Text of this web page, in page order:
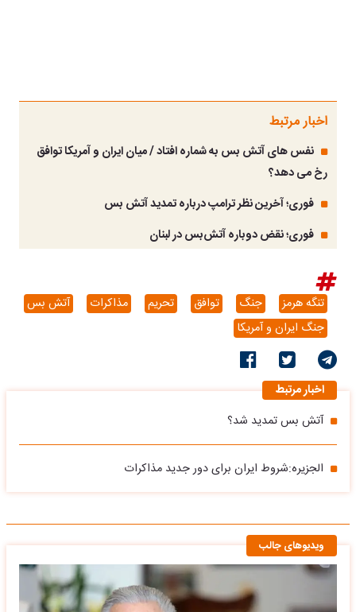
اخبار مرتبط
نفس های آتش بس به شماره افتاد / میان ایران و آمریکا توافق
رخ می دهد؟
فوری؛ آخرین نظر ترامپ درباره تمدید آتش بس
فوری؛ نقض دوباره آتش‌بس در لبنان
تنگه هرمز جنگ توافق تحریم مذاکرات
آتش بس
جنگ ایران و آمریکا
اخبار مرتبط
آتش بس تمدید شد؟
الجزیره:شروط ایران برای دور جدید مذاکرات
ویدیوهای جالب